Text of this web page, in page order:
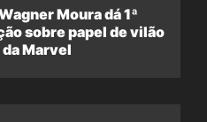
Moura dá 1ª
sobre papel de vilão
Marvel